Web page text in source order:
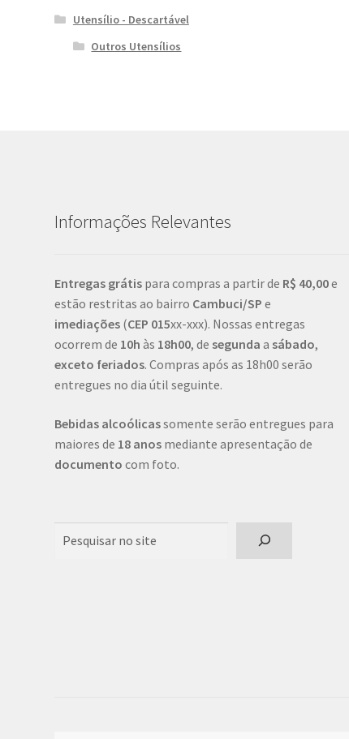
Utensílio - Descartável
Outros Utensílios
Informações Relevantes
Entregas grátis para compras a partir de R$ 40,00e
estão restritas ao bairro Cambuci/SP e
imediações (CEP 015xx-xxx). Nossas entregas
ocorrem de 10h às 18h00, de segunda a sábado,
exceto feriados. Compras após as 18h00 serão
entregues no dia útil seguinte.
Bebidas alcoólicassomente serão entregues para
maiores de 18 anos mediante apresentação de
documento com foto.